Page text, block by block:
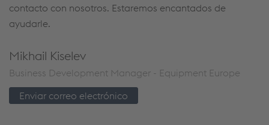
contacto con nosotros. Estaremos encantados de
ayudarle.
Mikhail Kiselev
Business Development Manager - Equipment Europe
Enviar correo electrónico